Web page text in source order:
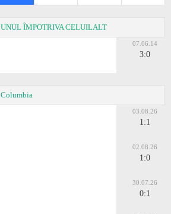
UNUL ÎMPOTRIVA CELUILALT
07.06.14
3:0
Columbia
03.08.26
1:1
02.08.26
1:0
30.07.26
0:1